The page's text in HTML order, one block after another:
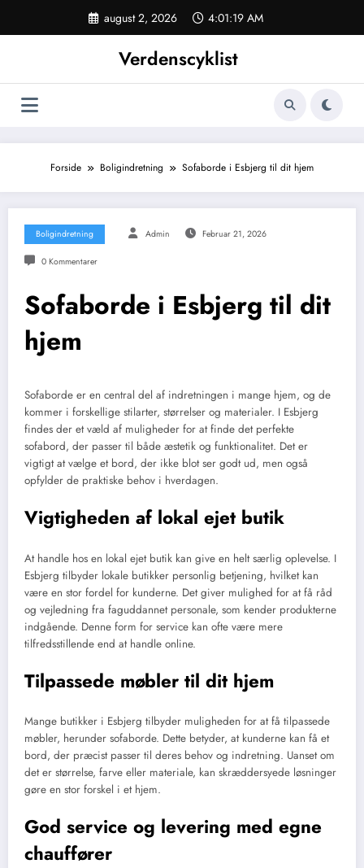
indhold
august 2, 2026 4:01:19 AM
Verdenscyklist
Forside Boligindretning Sofaborde i Esbjerg til dit hjem
Boligindretning Admin Februar 21, 2026
0 Kommentarer
Sofaborde i Esbjerg til dit
hjem
Sofaborde er en central del af indretningen i mange hjem, og de
kommer i forskellige stilarter, størrelser og materialer. I Esbjerg
findes der et væld af muligheder for at finde det perfekte
sofabord, der passer til både æstetik og funktionalitet. Det er
vigtigt at vælge et bord, der ikke blot ser godt ud, men også
opfylder de praktiske behov i hverdagen.
Vigtigheden af lokal ejet butik
At handle hos en lokal ejet butik kan give en helt særlig oplevelse. I
Esbjerg tilbyder lokale butikker personlig betjening, hvilket kan
være en stor fordel for kunderne. Det giver mulighed for at få råd
og vejledning fra faguddannet personale, som kender produkterne
indgående. Denne form for service kan ofte være mere
tilfredsstillende end at handle online.
Tilpassede møbler til dit hjem
Mange butikker i Esbjerg tilbyder muligheden for at få tilpassede
møbler, herunder sofaborde. Dette betyder, at kunderne kan få et
bord, der præcist passer til deres behov og indretning. Uanset om
det er størrelse, farve eller materiale, kan skræddersyede løsninger
gøre en stor forskel i et hjem.
God service og levering med egne
chauffører